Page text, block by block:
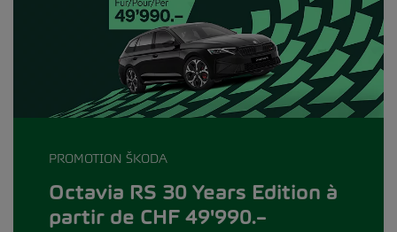
PROMOTION ŠKODA
Octavia RS 30 Years Edition à
partir de CHF 49'990.–